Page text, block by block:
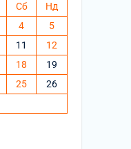
Сб
Нд
4
5
11
12
18
19
25
26